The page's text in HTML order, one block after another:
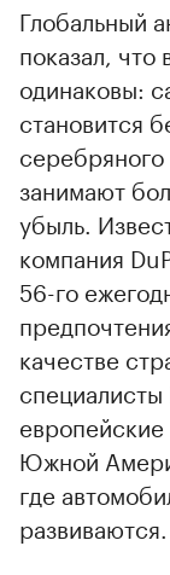
Глобальный
показал,
одинаковы:
становится
занимают
убыль.
компания
56-го
качестве
специалисты
Южной
где
развиваются.